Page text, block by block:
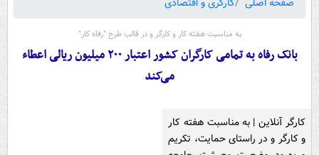
به مناسبت هفته کار و کارگر و در قالب طرح "رفاه کار"
بانک رفاه به تمامی کارگران کشور اعتبار ۲۰۰ میلیون ریالی اعطاء
می‌کند
کارگر آنلاین | به مناسبت هفته کار
و کارگر و در راستای حمایت، تکریم